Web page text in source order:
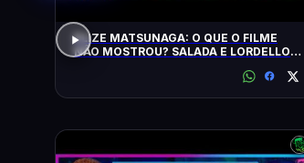
ELIZE MATSUNAGA: O QUE O FILME
NÃO MOSTROU? SALADA E LORDELLO -